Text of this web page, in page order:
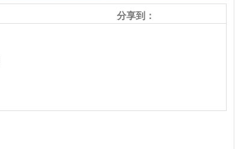
分享到：